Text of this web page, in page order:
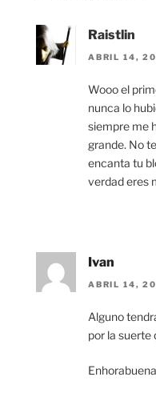
Raistlin
ABRIL 14,
Wooo el
nunca lo
siempre me
grande. No
encanta tu
verdad eres
Ivan
ABRIL 14,
Alguno
por la suerte